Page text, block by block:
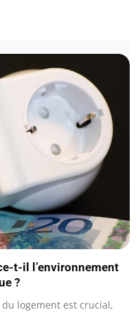
t-il l’environnement
?
du logement est crucial,